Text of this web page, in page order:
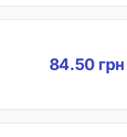
84.50 грн